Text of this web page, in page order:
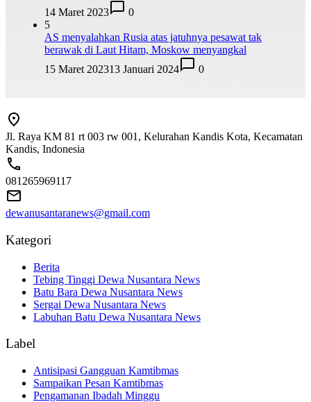
14 Maret 2023
0
5
AS menyalahkan Rusia atas jatuhnya pesawat tak
berawak di Laut Hitam, Moskow menyangkal
15 Maret 202313 Januari 2024 0
Jl. Raya KM 81 rt 003 rw 001, Kelurahan Kandis Kota, Kecamatan
Kandis, Indonesia
081265969117
dewanusantaranews@gmail.com
Kategori
Berita
Tebing Tinggi Dewa Nusantara News
Batu Bara Dewa Nusantara News
Sergai Dewa Nusantara News
Labuhan Batu Dewa Nusantara News
Label
Antisipasi Gangguan Kamtibmas
Sampaikan Pesan Kamtibmas
Pengamanan Ibadah Minggu